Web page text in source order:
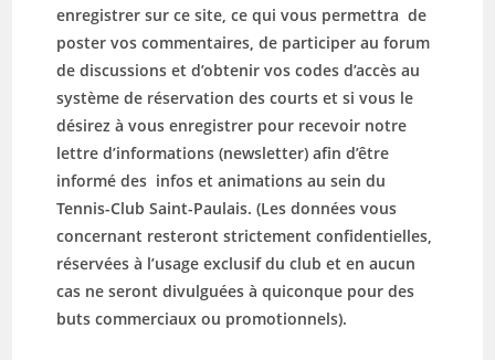
enregistrer sur ce site, ce qui vous permettra de
poster vos commentaires, de participer au forum
de discussions et d’obtenir vos codes d’accès au
système de réservation des courts et si vous le
désirez à vous enregistrer pour recevoir notre
lettre d’informations (newsletter) afin d’être
informé des infos et animations au sein du
Tennis-Club Saint-Paulais. (Les données vous
concernant resteront strictement confidentielles,
réservées à l’usage exclusif du club et en aucun
cas ne seront divulguées à quiconque pour des
buts commerciaux ou promotionnels).